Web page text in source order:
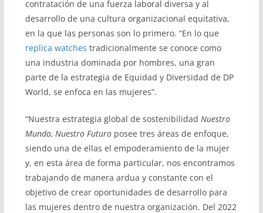
contratación de una fuerza laboral diversa y al
desarrollo de una cultura organizacional equitativa,
en la que las personas son lo primero. “En lo que
replica watches tradicionalmente se conoce como
una industria dominada por hombres, una gran
parte de la estrategia de Equidad y Diversidad de DP
World, se enfoca en las mujeres”.
“Nuestra estrategia global de sostenibilidad Nuestro
Mundo, Nuestro Futuroposee tres áreas de enfoque,
siendo una de ellas el empoderamiento de la mujer
y, en esta área de forma particular, nos encontramos
trabajando de manera ardua y constante con el
objetivo de crear oportunidades de desarrollo para
las mujeres dentro de nuestra organización. Del 2022